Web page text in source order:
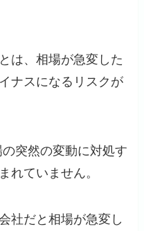
は、相場が急変した
ナスになるリスクが
突然の変動に対処す
れていません。
社だと相場が急変し